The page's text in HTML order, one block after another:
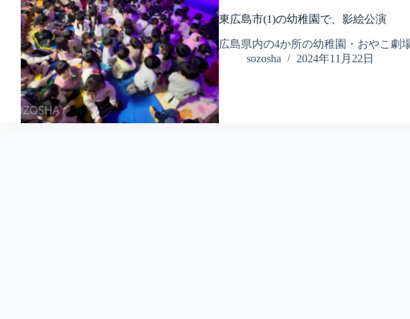
東広島市(1)の幼稚園で、影絵公演
広島県内の4か所の幼稚園・おやこ劇
sozosha
2024年11月22日